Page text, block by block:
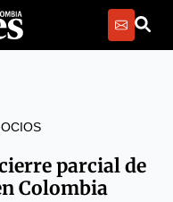
parcial de
Colombia